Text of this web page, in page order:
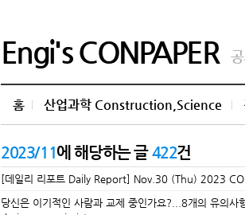
Engi's CONPAPER
홈 산업과학 Construction,Science
2023/11에 해당하는 글422건
[데일리 리포트 Daily Report] Nov.30 (Thu) 2023
당신은 이기적인 사람과 교제 중인가요?...8개의 유